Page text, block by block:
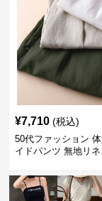
¥7,710 (税込)
50代ファッション
イドパンツ 無地リ